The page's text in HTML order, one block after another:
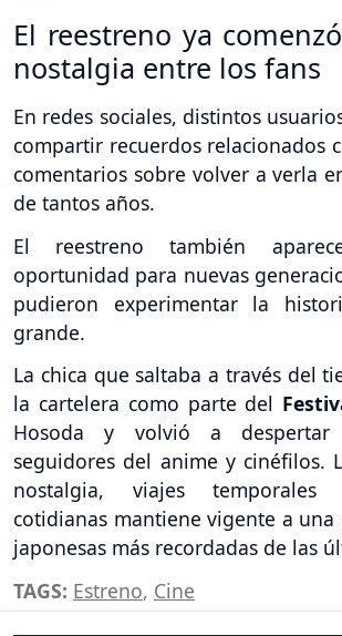
El reestreno ya
nostalgia entre los fans
En redes sociales, distintos
compartir recuerdos relacionados
comentarios sobre volver a verla
de tantos años.
El reestreno también
oportunidad para nuevas
pudieron experimentar la
grande.
La chica que saltaba a través del
la cartelera como parte del
Hosoda y volvió a despertar
seguidores del anime y cinéfilos.
nostalgia, viajes temporales
cotidianas mantiene vigente a una
japonesas más recordadas de las
TAGS: Estreno, Cine